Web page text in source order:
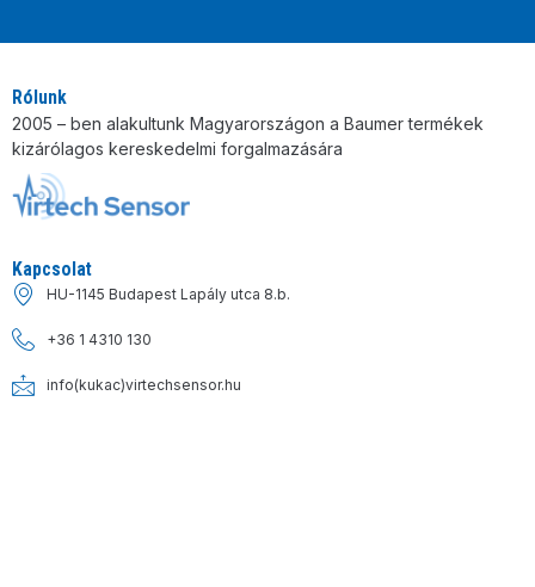
Rólunk
2005 – ben alakultunk Magyarországon a Baumer termékek
kizárólagos kereskedelmi forgalmazására
Kapcsolat
HU-1145 Budapest Lapály utca 8.b.
+36 1 4310 130
info(kukac)virtechsensor.hu